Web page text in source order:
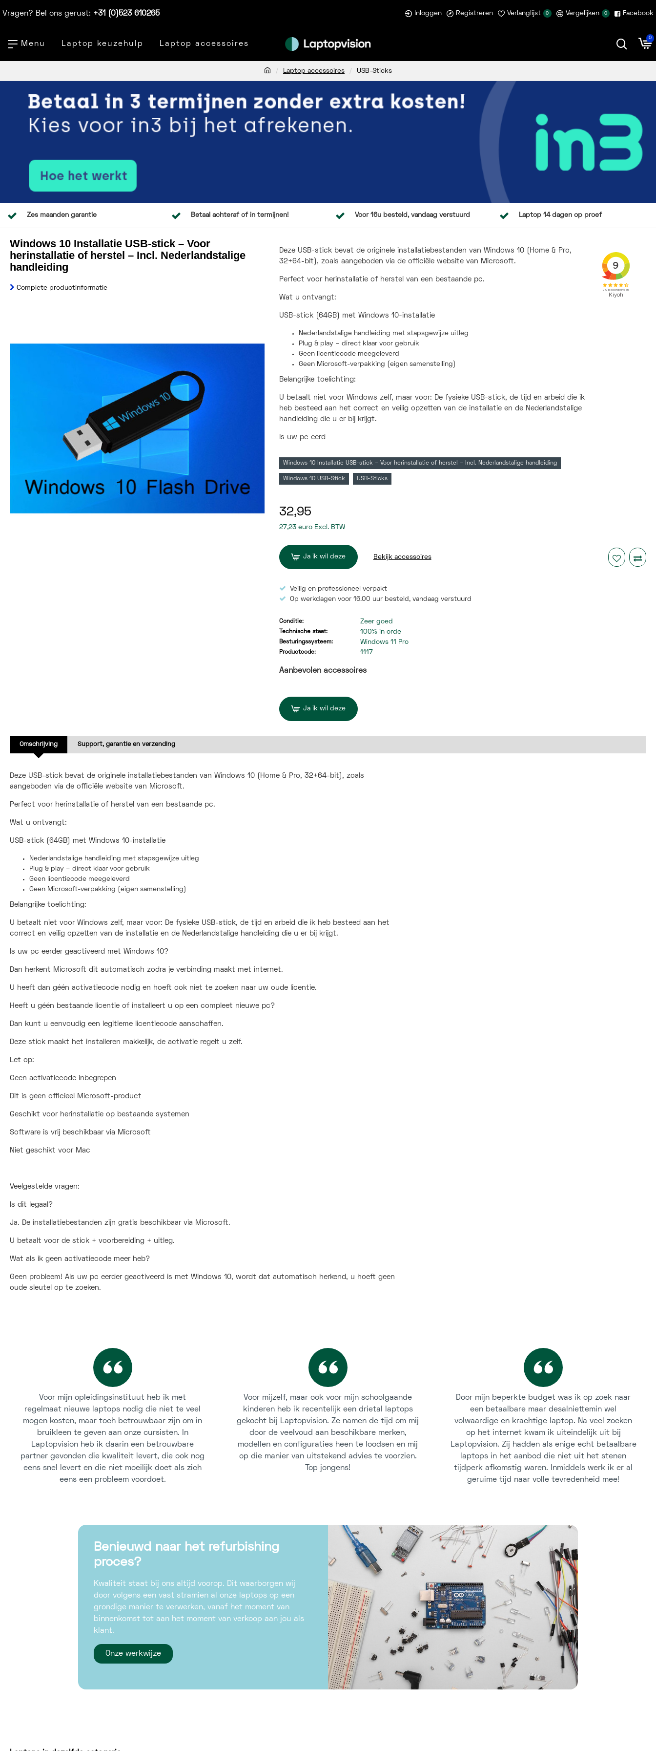
Vragen? Bel ons gerust: +31 (0)523 610265 Inloggen Registreren Verlanglijst 0 Vergelijken 0 Facebook
Menu Laptop keuzehulp Laptop accessoires
0
Laptop accessoires USB-Sticks
Zes maanden garantie Betaal achteraf of in termijnen! Voor 16u besteld, vandaag verstuurd Laptop 14 dagen op proef
Windows 10 Installatie USB-stick – Voor
herinstallatie of herstel – Incl. Nederlandstalige
handleiding
Complete productinformatie
Deze USB-stick bevat de originele installatiebestanden van Windows 10 (Home & Pro,
32+64-bit), zoals aangeboden via de officiële website van Microsoft.
Perfect voor herinstallatie of herstel van een bestaande pc.
Wat u ontvangt:
USB-stick (64GB) met Windows 10-installatie
Nederlandstalige handleiding met stapsgewijze uitleg
Plug & play – direct klaar voor gebruik
Geen licentiecode meegeleverd
Geen Microsoft-verpakking (eigen samenstelling)
Belangrijke toelichting:
U betaalt niet voor Windows zelf, maar voor: De fysieke USB-stick, de tijd en arbeid die ik
heb besteed aan het correct en veilig opzetten van de installatie en de Nederlandstalige
handleiding die u er bij krijgt.
Is uw pc eerd
Windows 10 Installatie USB-stick – Voor herinstallatie of herstel – Incl. Nederlandstalige handleiding
Windows 10 USB-Stick USB-Sticks
32,95
27,23 euro Excl. BTW
Ja ik wil deze Bekijk accessoires
Veilig en professioneel verpakt
Op werkdagen voor 16.00 uur besteld, vandaag verstuurd
Conditie: Zeer goed
Technische staat: 100% in orde
Besturingssysteem: Windows 11 Pro
Productcode: 1117
Aanbevolen accessoires
Ja ik wil deze
Omschrijving Support, garantie en verzending
Deze USB-stick bevat de originele installatiebestanden van Windows 10 (Home & Pro, 32+64-bit), zoals
aangeboden via de officiële website van Microsoft.
Perfect voor herinstallatie of herstel van een bestaande pc.
Wat u ontvangt:
USB-stick (64GB) met Windows 10-installatie
Nederlandstalige handleiding met stapsgewijze uitleg
Plug & play – direct klaar voor gebruik
Geen licentiecode meegeleverd
Geen Microsoft-verpakking (eigen samenstelling)
Belangrijke toelichting:
U betaalt niet voor Windows zelf, maar voor: De fysieke USB-stick, de tijd en arbeid die ik heb besteed aan het
correct en veilig opzetten van de installatie en de Nederlandstalige handleiding die u er bij krijgt.
Is uw pc eerder geactiveerd met Windows 10?
Dan herkent Microsoft dit automatisch zodra je verbinding maakt met internet.
U heeft dan géén activatiecode nodig en hoeft ook niet te zoeken naar uw oude licentie.
Heeft u géén bestaande licentie of installeert u op een compleet nieuwe pc?
Dan kunt u eenvoudig een legitieme licentiecode aanschaffen.
Deze stick maakt het installeren makkelijk, de activatie regelt u zelf.
Let op:
Geen activatiecode inbegrepen
Dit is geen officieel Microsoft-product
Geschikt voor herinstallatie op bestaande systemen
Software is vrij beschikbaar via Microsoft
Niet geschikt voor Mac
Veelgestelde vragen:
Is dit legaal?
Ja. De installatiebestanden zijn gratis beschikbaar via Microsoft.
U betaalt voor de stick + voorbereiding + uitleg.
Wat als ik geen activatiecode meer heb?
Geen probleem! Als uw pc eerder geactiveerd is met Windows 10, wordt dat automatisch herkend, u hoeft geen
oude sleutel op te zoeken.
Voor mijn opleidingsinstituut heb ik met
regelmaat nieuwe laptops nodig die niet te veel
mogen kosten, maar toch betrouwbaar zijn om in
bruikleen te geven aan onze cursisten. In
Laptopvision heb ik daarin een betrouwbare
partner gevonden die kwaliteit levert, die ook nog
eens snel levert en die niet moeilijk doet als zich
eens een probleem voordoet.
Voor mijzelf, maar ook voor mijn schoolgaande
kinderen heb ik recentelijk een drietal laptops
gekocht bij Laptopvision. Ze namen de tijd om mij
door de veelvoud aan beschikbare merken,
modellen en configuraties heen te loodsen en mij
op die manier van uitstekend advies te voorzien.
Top jongens!
Door mijn beperkte budget was ik op zoek naar
een betaalbare maar desalniettemin wel
volwaardige en krachtige laptop. Na veel zoeken
op het internet kwam ik uiteindelijk uit bij
Laptopvision. Zij hadden als enige echt betaalbare
laptops in het aanbod die niet uit het stenen
tijdperk afkomstig waren. Inmiddels werk ik er al
geruime tijd naar volle tevredenheid mee!
Benieuwd naar het refurbishing
proces?
Kwaliteit staat bij ons altijd voorop. Dit waarborgen wij
door volgens een vast stramien al onze laptops op een
grondige manier te verwerken, vanaf het moment van
binnenkomst tot aan het moment van verkoop aan jou als
klant.
Onze werkwijze